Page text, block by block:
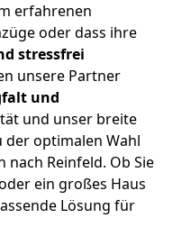
erfahrenen
oder dass ihre
stressfrei
unsere Partner
und
und unser breite
der optimalen Wahl
Reinfeld. Ob Sie
ein großes Haus
Lösung für